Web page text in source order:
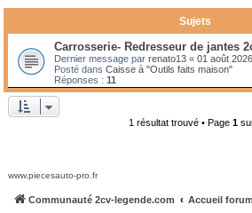
Sujets
Carrosserie- Redresseur de jantes
Dernier message par renato13 « 01 août
Posté dans Caisse à "Outils faits maison"
Réponses : 11
1 résultat trouvé • Page 1
www.piecesauto-pro.fr
Communauté 2cv-legende.com Accueil